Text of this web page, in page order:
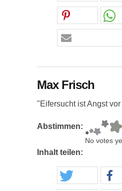
Max Frisch
"Eifersucht ist Angst
Abstimmen:
No votes
Inhalt teilen: